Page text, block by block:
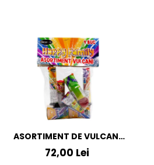
ASORTIMENT DE VULCANI
HAPPY FAMILY (9 BUCATI)
72,00 Lei